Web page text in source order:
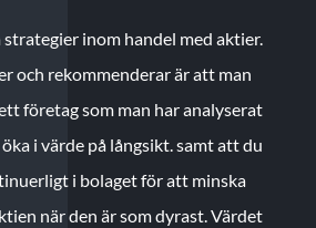
strategier inom handel med aktier.
och rekommenderar är att man
företag som man har analyserat
i värde på långsikt. samt att du
i bolaget för att minska
när den är som dyrast. Värdet